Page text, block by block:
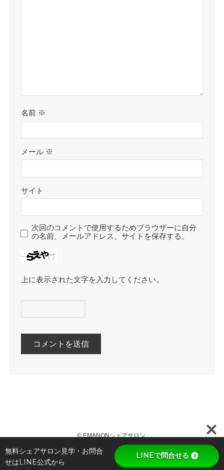
名前 ※
メール ※
サイト
次回のコメントで使用するためブラウザーに自分
の名前、メールアドレス、サイトを保存する。
上に表示された文字を入力してください。
© EMANONシェアサロン.
無料シェアサロン見学・お問合
せはLINE公式から
LINEで問合せる